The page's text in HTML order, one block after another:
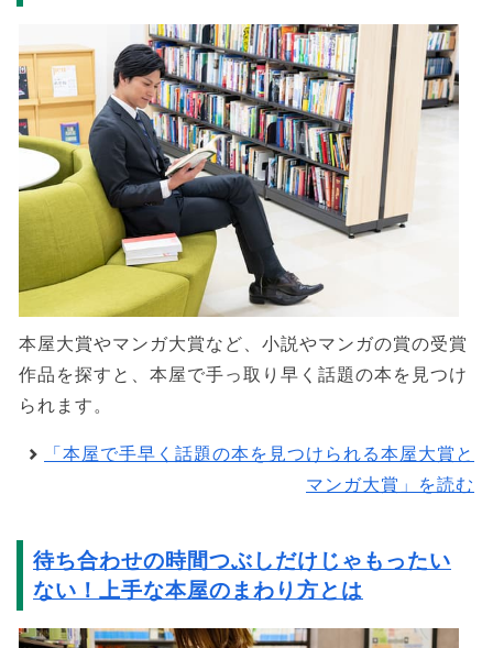
本屋大賞やマンガ大賞など、小説やマンガの賞の受賞
作品を探すと、本屋で手っ取り早く話題の本を見つけ
られます。
「本屋で手早く話題の本を見つけられる本屋大賞と
マンガ大賞」を読む
待ち合わせの時間つぶしだけじゃもったい
ない！上手な本屋のまわり方とは